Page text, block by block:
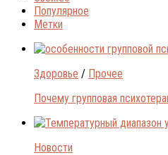
Популярное
Метки
Здоровье / Прочее
Почему групповая
Новости